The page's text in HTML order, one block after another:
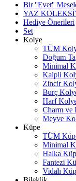
Bir ''Evet''
YAZ
Hediye Önerileri
Set
Kolye
TÜM
Doğum
Minimal
Kalpli
Zincir
Burç
Harf
Charm ve
Meyve
Küpe
TÜM
Minimal
Halka
Fantezi
Vidalı